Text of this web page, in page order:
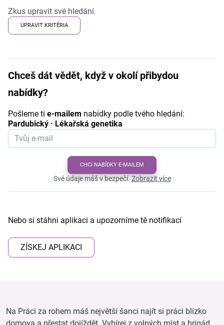
Zkus upravit své hledání.
UPRAVIT KRITÉRIA
Chceš dát vědět, když v okolí přibydou
nabídky?
Pošleme ti e-mailem nabídky podle tvého hledání:
Pardubický · Lékařská genetika
CHCI NABÍDKY E-MAILEM
Své údaje máš v bezpečí.Zobrazit více
Nebo si stáhni aplikaci a upozorníme tě notifikací
ZÍSKEJ APLIKACI
Na Práci za rohem máš největší šanci najít si práci blízko
domova a přestat dojíždět. Vybírej z volných míst a brigád